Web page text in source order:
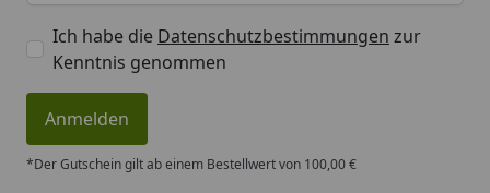
Ich habe die Datenschutzbestimmungen zur
Kenntnis genommen
Anmelden
*Der Gutschein gilt ab einem Bestellwert von 100,00 €